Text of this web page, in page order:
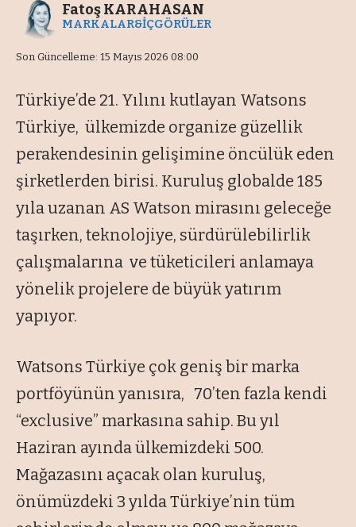
Son Güncelleme: 15 Mayıs 2026 08:00
Fatoş KARAHASAN
MARKALAR&İÇGÖRÜLER
Türkiye’de 21. Yılını kutlayan Watsons
Türkiye, ülkemizde organize güzellik
perakendesinin gelişimine öncülük eden
şirketlerden birisi. Kuruluş globalde 185
yıla uzanan AS Watson mirasını geleceğe
taşırken, teknolojiye, sürdürülebilirlik
çalışmalarına ve tüketicileri anlamaya
yönelik projelere de büyük yatırım
yapıyor.
Watsons Türkiye çok geniş bir marka
portföyünün yanısıra, 70’ten fazla kendi
“exclusive” markasına sahip. Bu yıl
Haziran ayında ülkemizdeki 500.
Mağazasını açacak olan kuruluş,
önümüzdeki 3 yılda Türkiye’nin tüm